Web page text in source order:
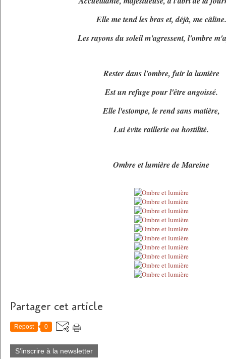
Elle me tend les bras et, déjà, me câline.
Les rayons du soleil m'agressent, l'ombre
Rester dans l'ombre, fuir la lumière
Est un refuge pour l'être angoissé.
Elle l'estompe, le rend sans matière,
Lui évite raillerie ou hostilité.
Ombre et lumière de Mareine
Partager cet article
Repost 0
S'inscrire à la newsletter